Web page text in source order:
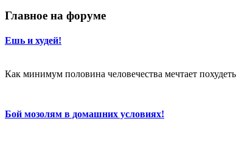
Главное на форуме
Ешь и худей!
Как минимум половина человечества мечтает
Бой мозолям в домашних условиях!